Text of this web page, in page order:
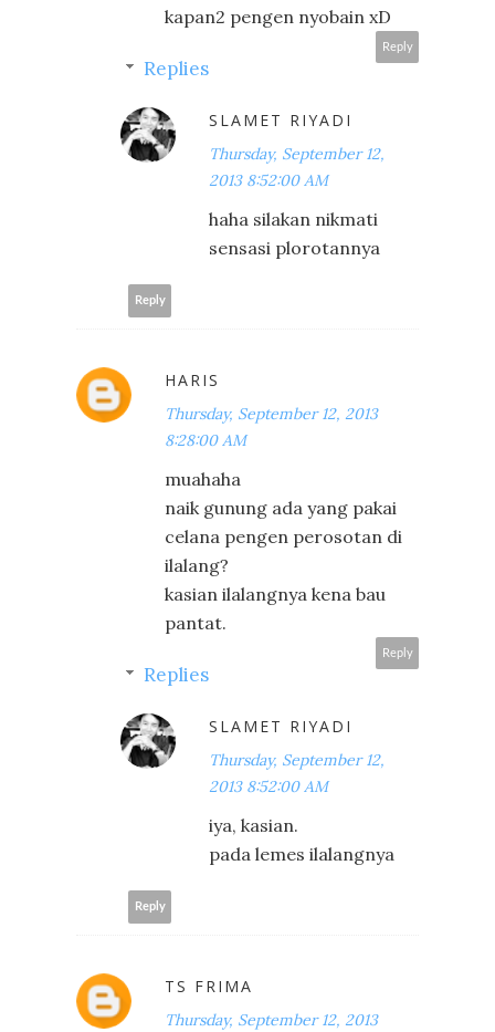
kapan2 pengen nyobain xD
Reply
Replies
SLAMET RIYADI
Thursday, September 12,
2013 8:52:00 AM
haha silakan nikmati
sensasi plorotannya
Reply
HARIS
Thursday, September 12, 2013
8:28:00 AM
muahaha
naik gunung ada yang pakai
celana pengen perosotan di
ilalang?
kasian ilalangnya kena bau
pantat.
Reply
Replies
SLAMET RIYADI
Thursday, September 12,
2013 8:52:00 AM
iya, kasian.
pada lemes ilalangnya
Reply
TS FRIMA
Thursday, September 12, 2013